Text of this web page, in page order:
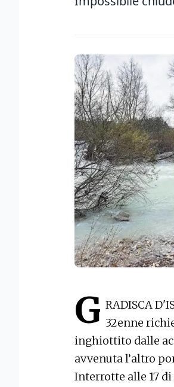
G RADISCA
32enne
inghiottito dalle
avvenuta l’altro
Interrotte alle 17